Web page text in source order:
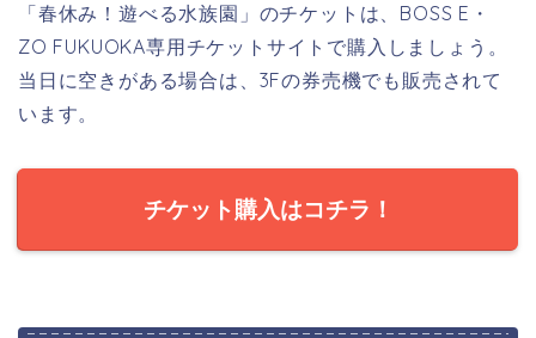
「春休み！遊べる水族園」のチケットは、BOSS E・
ZO FUKUOKA専用チケットサイトで購入しましょう。
当日に空きがある場合は、3Fの券売機でも販売されて
います。
チケット購入はコチラ！